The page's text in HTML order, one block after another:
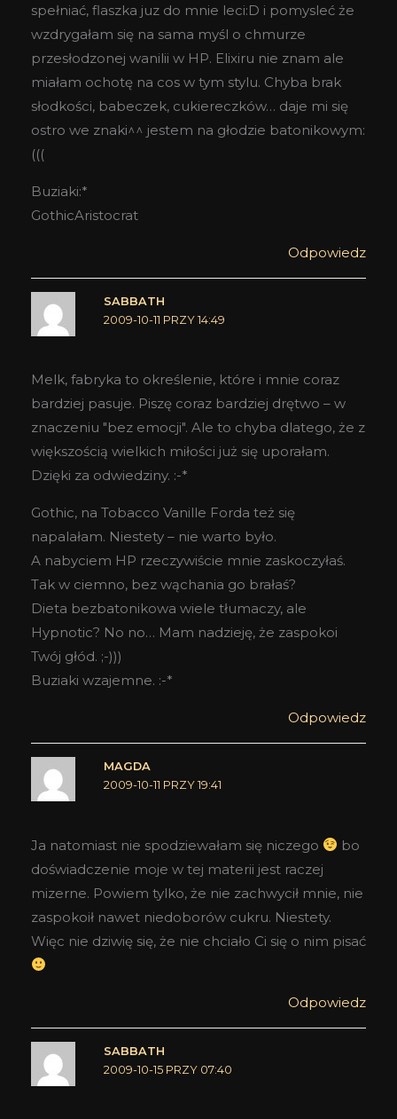
spełniać, flaszka juz do mnie leci:D i pomysleć że
wzdrygałam się na sama myśl o chmurze
przesłodzonej wanilii w HP. Elixiru nie znam ale
miałam ochotę na cos w tym stylu. Chyba brak
słodkości, babeczek, cukiereczków… daje mi się
ostro we znaki^^ jestem na głodzie batonikowym:
(((
Buziaki:*
GothicAristocrat
Odpowiedz
SABBATH
2009-10-11 PRZY 14:49
Melk, fabryka to określenie, które i mnie coraz
bardziej pasuje. Piszę coraz bardziej drętwo – w
znaczeniu "bez emocji". Ale to chyba dlatego, że z
większością wielkich miłości już się uporałam.
Dzięki za odwiedziny. :-*
Gothic, na Tobacco Vanille Forda też się
napalałam. Niestety – nie warto było.
A nabyciem HP rzeczywiście mnie zaskoczyłaś.
Tak w ciemno, bez wąchania go brałaś?
Dieta bezbatonikowa wiele tłumaczy, ale
Hypnotic? No no… Mam nadzieję, że zaspokoi
Twój głód. ;-)))
Buziaki wzajemne. :-*
Odpowiedz
MAGDA
2009-10-11 PRZY 19:41
Ja natomiast nie spodziewałam się niczego
bo
doświadczenie moje w tej materii jest raczej
mizerne. Powiem tylko, że nie zachwycił mnie, nie
zaspokoił nawet niedoborów cukru. Niestety.
Więc nie dziwię się, że nie chciało Ci się o nim pisać
Odpowiedz
SABBATH
2009-10-15 PRZY 07:40